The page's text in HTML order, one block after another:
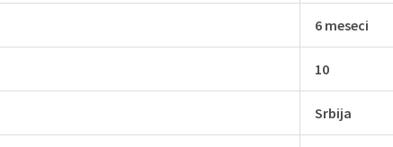
6 meseci
10
Srbija